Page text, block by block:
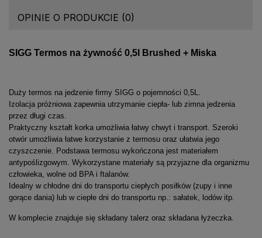
OPINIE O PRODUKCIE (0)
SIGG Termos na żywność 0,5l Brushed + Miska
Duży termos na jedzenie firmy SIGG o pojemności 0,5L.
Izolacja próżniowa zapewnia utrzymanie ciepła- lub zimna jedzenia
przez długi czas.
Praktyczny kształt korka umożliwia łatwy chwyt i transport. Szeroki
otwór umożliwia łatwe korzystanie z termosu oraz ułatwia jego
czyszczenie. Podstawa termosu wykończona jest materiałem
antypoślizgowym. Wykorzystane materiały są przyjazne dla organizmu
człowieka, wolne od BPA i ftalanów.
Idealny w chłodne dni do transportu ciepłych posiłków (zupy i inne
gorące dania) lub w ciepłe dni do transportu np.: sałatek, lodów itp.
W komplecie znajduje się składany talerz oraz składana łyżeczka.